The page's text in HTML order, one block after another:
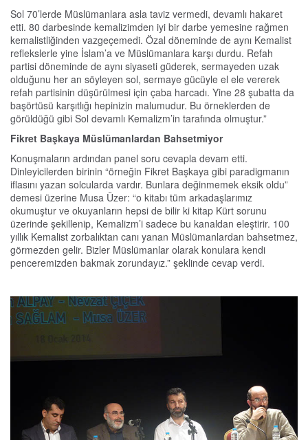
Sol 70’lerde Müslümanlara asla taviz vermedi, devamlı hakaret
etti. 80 darbesinde kemalizimden iyi bir darbe yemesine rağmen
kemalistliğinden vazgeçemedi. Özal döneminde de aynı Kemalist
reflekslerle yine İslam’a ve Müslümanlara karşı durdu. Refah
partisi döneminde de aynı siyaseti güderek, sermayeden uzak
olduğunu her an söyleyen sol, sermaye gücüyle el ele vererek
refah partisinin düşürülmesi için çaba harcadı. Yine 28 şubatta da
başörtüsü karşıtlığı hepinizin malumudur. Bu örneklerden de
görüldüğü gibi Sol devamlı Kemalizm’in tarafında olmuştur.”
Fikret Başkaya Müslümanlardan Bahsetmiyor
Konuşmaların ardından panel soru cevapla devam etti.
Dinleyicilerden birinin “örneğin Fikret Başkaya gibi paradigmanın
iflasını yazan solcularda vardır. Bunlara değinmemek eksik oldu”
demesi üzerine Musa Üzer: “o kitabı tüm arkadaşlarımız
okumuştur ve okuyanların hepsi de bilir ki kitap Kürt sorunu
üzerinde şekillenip, Kemalizm’i sadece bu kanaldan eleştirir. 100
yıllık Kemalist zorbalıktan canı yanan Müslümanlardan bahsetmez,
görmezden gelir. Bizler Müslümanlar olarak konulara kendi
penceremizden bakmak zorundayız.” şeklinde cevap verdi.